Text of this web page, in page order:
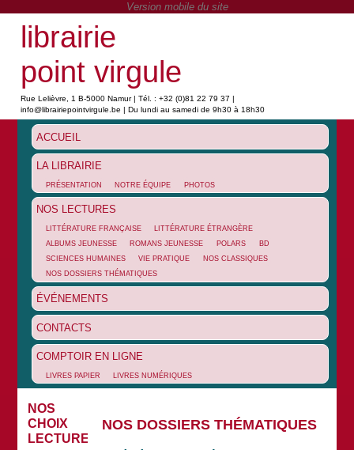
librairie
point virgule
Rue Lelièvre, 1 B-5000 Namur | Tél. : +32 (0)81 22 79 37 |
info@librairiepointvirgule.be | Du lundi au samedi de 9h30 à 18h30
ACCUEIL
LA LIBRAIRIE
PRÉSENTATION NOTRE ÉQUIPE PHOTOS
NOS LECTURES
LITTÉRATURE FRANÇAISE
LITTÉRATURE ÉTRANGÈRE
ALBUMS JEUNESSE
ROMANS JEUNESSE POLARS
BD
SCIENCES HUMAINES
VIE PRATIQUE
NOS CLASSIQUES
NOS DOSSIERS THÉMATIQUES
ÉVÉNEMENTS
CONTACTS
COMPTOIR EN LIGNE
LIVRES PAPIER LIVRES NUMÉRIQUES
NOS
CHOIX
LECTURES
NOS DOSSIERS THÉMATIQUES